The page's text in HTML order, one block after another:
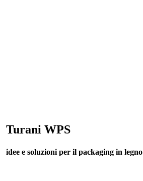
Turani WPS
idee e soluzioni per il packaging in legno